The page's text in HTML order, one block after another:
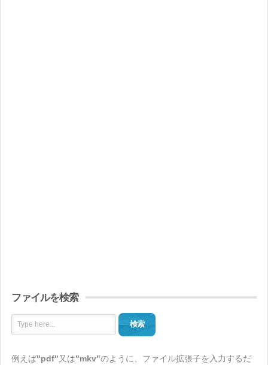
ファイルを検索
検索
例えば"pdf"又は"mkv"のように、ファイル拡張子を入力するだ